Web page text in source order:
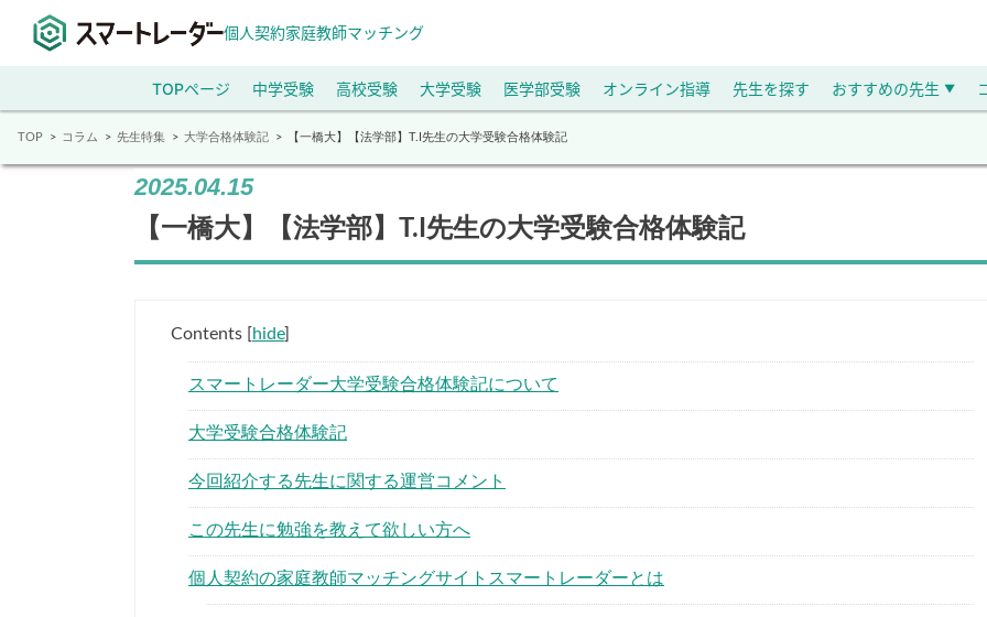
個人契約家庭教師マッチング
TOPページ 中学受験 高校受験 大学受験 医学部受験 オンライン指導 先生を探す おすすめの先生 ▼
TOP コラム 先生特集 大学合格体験記 【一橋大】【法学部】T.I先生の大学受験合格体験記
2025.04.15
【一橋大】【法学部】T.I先生の大学受験合格体験記
Contents [hide]
スマートレーダー大学受験合格体験記について
大学受験合格体験記
今回紹介する先生に関する運営コメント
この先生に勉強を教えて欲しい方へ
個人契約の家庭教師マッチングサイトスマートレーダーとは